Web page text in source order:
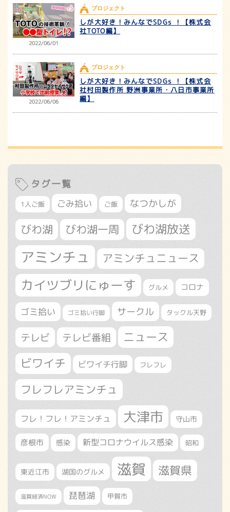
2022/06/01
プロジェクト
しが大好き！みんなでSDGs ！【株式会
社TOTO編】
2022/06/06
プロジェクト
しが大好き！みんなでSDGs ！【株式会
社村田製作所 野洲事業所・八日市事業所
編】
タグ一覧
1人ご飯 ごみ拾い ご飯 なつかしが
びわ湖 びわ湖一周 びわ湖放送
アミンチュ アミンチュニュース
カイツブリにゅーす グルメ コロナ
ゴミ拾い ゴミ拾い行脚 サークル タックル天野
テレビ テレビ番組 ニュース
ビワイチ ビワイチ行脚 フレフレ
フレフレアミンチュ
フレ！フレ！アミンチュ 大津市 守山市
彦根市 感染 新型コロナウイルス感染 昭和
東近江市 湖国のグルメ 滋賀 滋賀県
滋賀経済NOW 琵琶湖 甲賀市